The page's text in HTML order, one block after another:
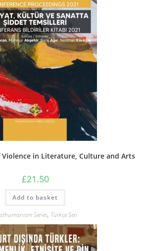
in Literature, Culture and Arts
£21.50
Add to basket
Series, Türkçe Seri